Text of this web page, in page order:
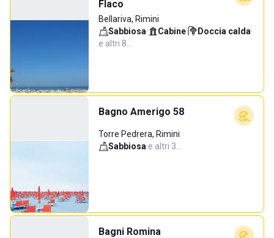
Flaco
Bellariva, Rimini
Sabbiosa· Cabine· Doccia calda·
e altri 8…
Bagno Amerigo 58
Torre Pedrera, Rimini
Sabbiosa·e altri 3…
Bagni Romina